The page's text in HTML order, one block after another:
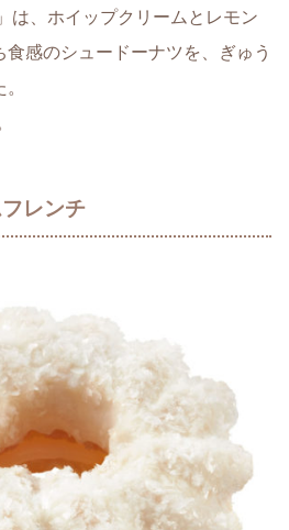
は、ホイップクリームとレモン
感のシュードーナツを、ぎゅう
レンチ